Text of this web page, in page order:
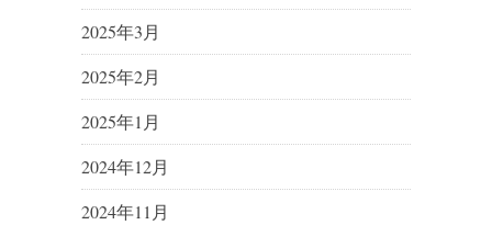
2025年3月
2025年2月
2025年1月
2024年12月
2024年11月